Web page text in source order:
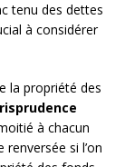
tenu des dettes
à considérer
la propriété des
à chacun
si l’on